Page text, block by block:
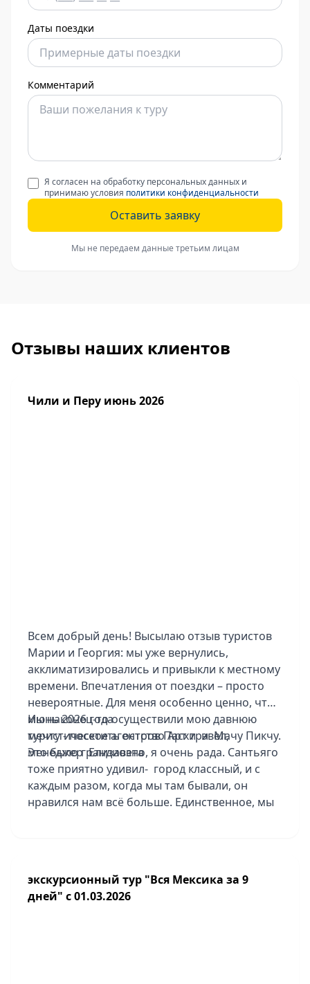
Даты поездки
Комментарий
Я согласен на обработку персональных данных и
принимаю условия политики конфиденциальности
Оставить заявку
Мы не передаем данные третьим лицам
Отзывы наших клиентов
Чили и Перу июнь 2026
Всем добрый день! Высылаю отзыв туристов
Марии и Георгия: мы уже вернулись,
акклиматизировались и привыкли к местному
времени. Впечатления от поездки – просто
невероятные. Для меня особенно ценно, что
мы наконец-то осуществили мою давнюю
мечту - посетить остров Пасхи и Мачу Пикчу.
Это было грандиозно, я очень рада. Сантьяго
тоже приятно удивил- город классный, и с
каждым разом, когда мы там бывали, он
нравился нам всё больше. Единственное, мы
раз учтём этот нюанс. Патагония – это просто
потрясающе! Бескрайние просторы,
Июнь 2026 года
туристическое агентство Арт трэвел,
менеджер Елизавета
экскурсионный тур "Вся Мексика за 9
дней" с 01.03.2026